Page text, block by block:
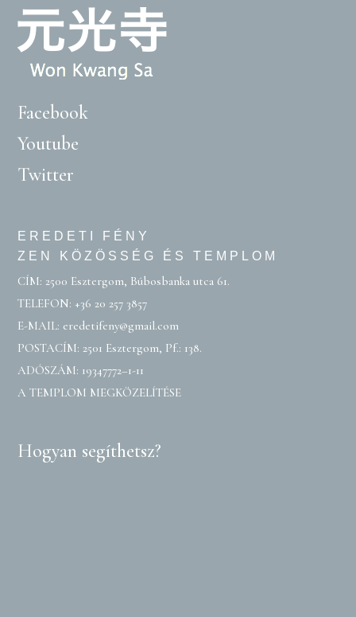
Facebook
Youtube
Twitter
EREDETI FÉNY
ZEN KÖZÖSSÉG ÉS TEMPLOM
CÍM: 2500 Esztergom, Búbosbanka utca 61.
TELEFON:+36 20 257 3857
E-MAIL: eredetifeny@gmail.com
POSTACÍM: 2501 Esztergom, Pf.: 138.
ADÓSZÁM: 19347772–1-11
A TEMPLOM MEGKÖZELÍTÉSE
Hogyan segíthetsz?